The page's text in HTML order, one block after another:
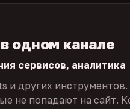
одном канале
сервисов, аналитика
и других
не попадают на сайт.